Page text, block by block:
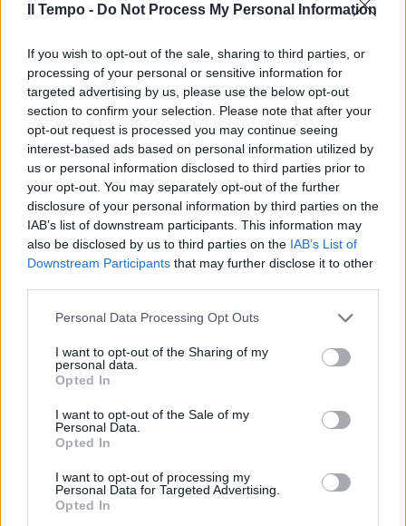
Il Tempo - Do Not Process My Personal Information
If you wish to opt-out of the sale, sharing to third parties, or
processing of your personal or sensitive information for
targeted advertising by us, please use the below opt-out
section to confirm your selection. Please note that after your
opt-out request is processed you may continue seeing
interest-based ads based on personal information utilized by
us or personal information disclosed to third parties prior to
your opt-out. You may separately opt-out of the further
disclosure of your personal information by third parties on the
IAB’s list of downstream participants. This information may
also be disclosed by us to third parties on the IAB’s List of
Downstream Participants that may further disclose it to other
Personal Data Processing Opt Outs
I want to opt-out of the Sharing of my
personal data.
Opted In
I want to opt-out of the Sale of my
Personal Data.
Opted In
I want to opt-out of processing my
Personal Data for Targeted Advertising.
Opted In